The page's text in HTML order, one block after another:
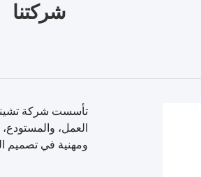
شركتنا
ومهنية في تصميم